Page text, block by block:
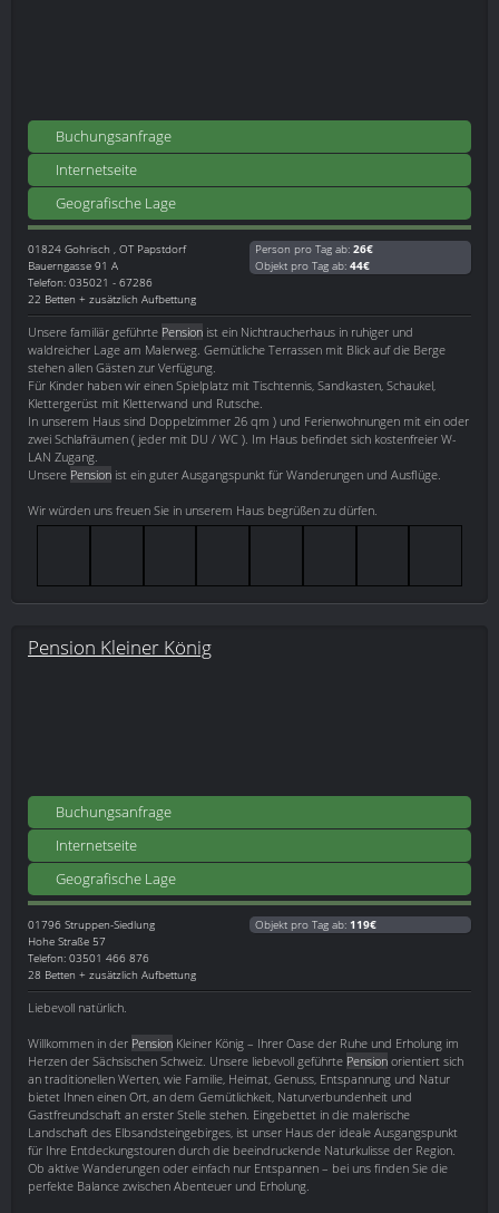
Buchungsanfrage
Internetseite
Geografische Lage
01824 Gohrisch , OT Papstdorf
Bauerngasse 91 A
Telefon: 035021 - 67286
22 Betten + zusätzlich Aufbettung
Person pro Tag ab: 26€
Objekt pro Tag ab: 44€
Unsere familiär geführte Pension ist ein Nichtraucherhaus in ruhiger und
waldreicher Lage am Malerweg. Gemütliche Terrassen mit Blick auf die Berge
stehen allen Gästen zur Verfügung.
Für Kinder haben wir einen Spielplatz mit Tischtennis, Sandkasten, Schaukel,
Klettergerüst mit Kletterwand und Rutsche.
In unserem Haus sind Doppelzimmer 26 qm ) und Ferienwohnungen mit ein oder
zwei Schlafräumen ( jeder mit DU / WC ). Im Haus befindet sich kostenfreier W-
LAN Zugang.
Unsere Pension ist ein guter Ausgangspunkt für Wanderungen und Ausflüge.
Wir würden uns freuen Sie in unserem Haus begrüßen zu dürfen.
Pension Kleiner König
Buchungsanfrage
Internetseite
Geografische Lage
01796 Struppen-Siedlung
Hohe Straße 57
Telefon: 03501 466 876
28 Betten + zusätzlich Aufbettung
Objekt pro Tag ab: 119€
Liebevoll natürlich.
Willkommen in der Pension Kleiner König – Ihrer Oase der Ruhe und Erholung im
Herzen der Sächsischen Schweiz. Unsere liebevoll geführte Pension orientiert sich
an traditionellen Werten, wie Familie, Heimat, Genuss, Entspannung und Natur
bietet Ihnen einen Ort, an dem Gemütlichkeit, Naturverbundenheit und
Gastfreundschaft an erster Stelle stehen. Eingebettet in die malerische
Landschaft des Elbsandsteingebirges, ist unser Haus der ideale Ausgangspunkt
für Ihre Entdeckungstouren durch die beeindruckende Naturkulisse der Region.
Ob aktive Wanderungen oder einfach nur Entspannen – bei uns finden Sie die
perfekte Balance zwischen Abenteuer und Erholung.